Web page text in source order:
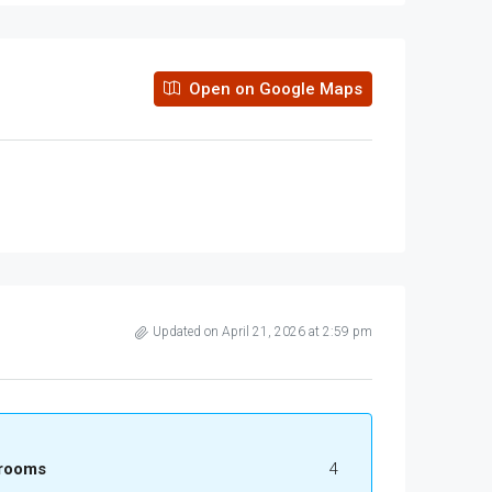
Open on Google Maps
Updated on April 21, 2026 at 2:59 pm
4